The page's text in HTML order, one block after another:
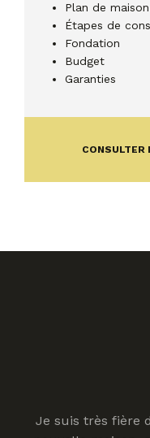
Plan de
Étapes de
Fondation
Budget
Garanties
CONSULTER
Je suis très fière